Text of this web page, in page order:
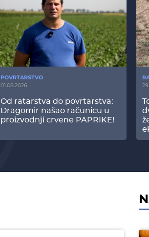
POVRTARSTVO
01.08.2026
Od ratarstva do povrtarstva:
Dragomir našao računicu u
proizvodnji crvene PAPRIKE!